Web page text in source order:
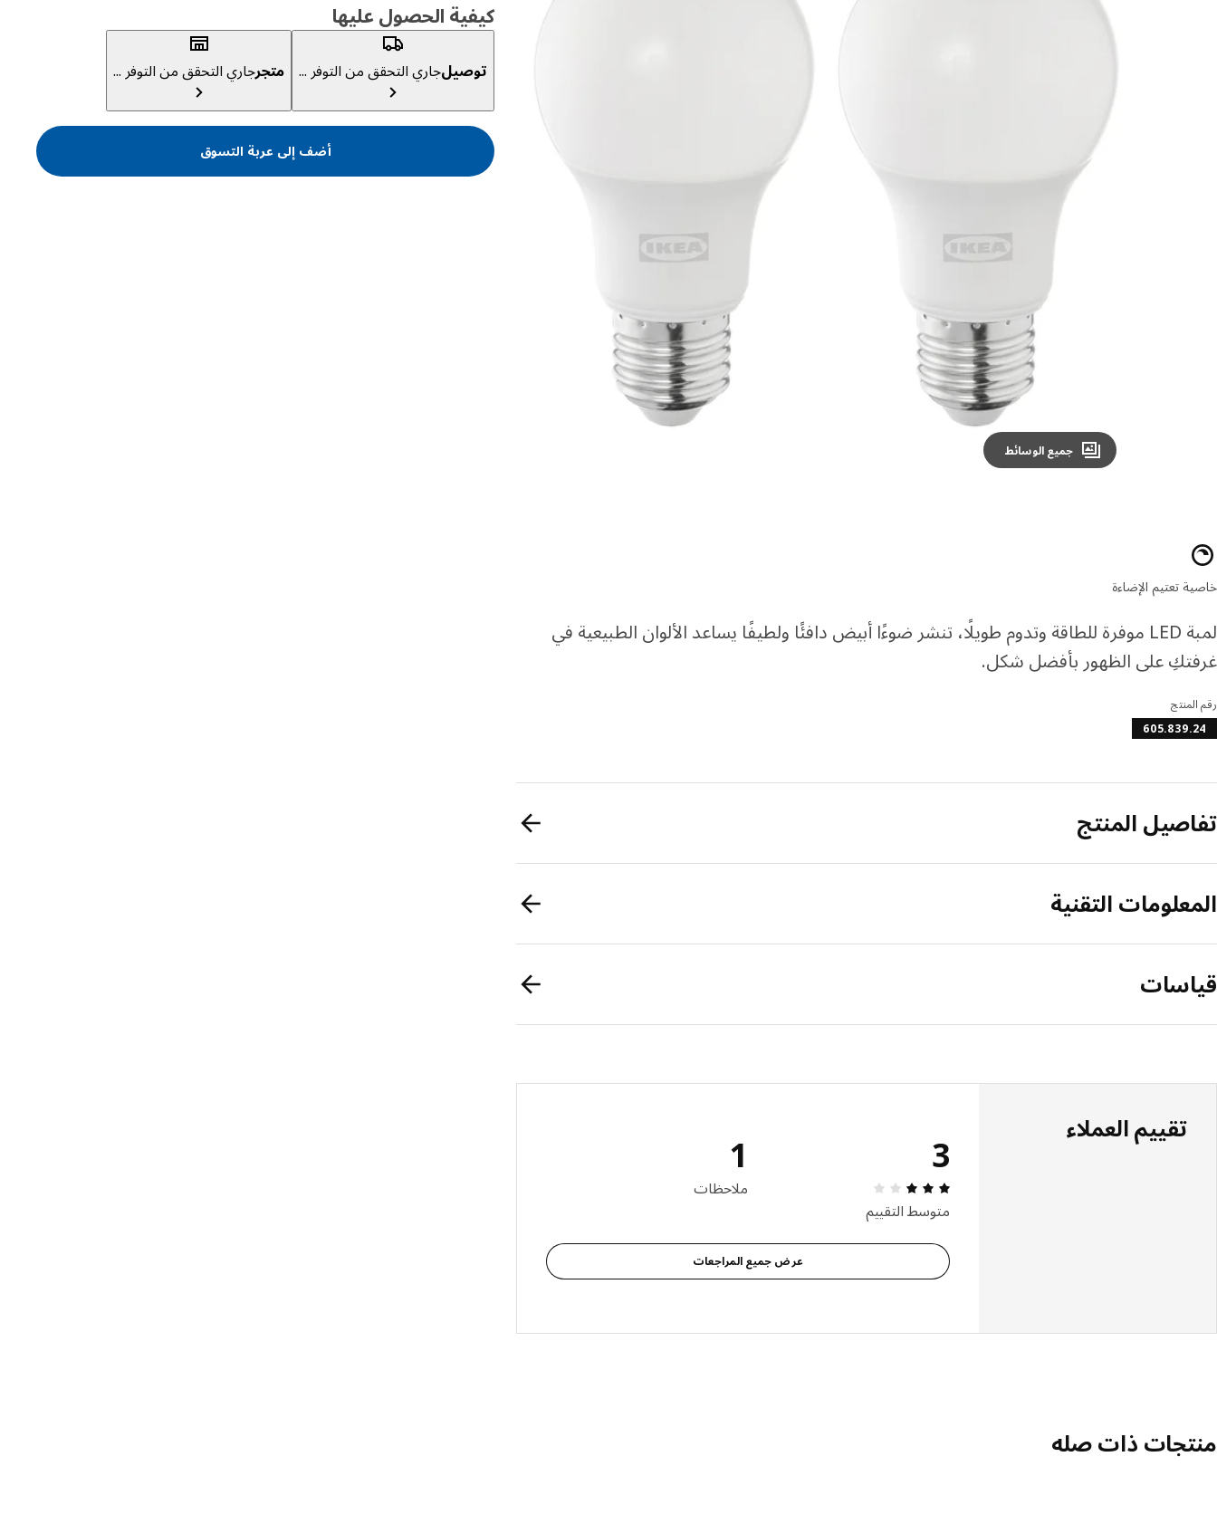
Image zoomed out, normal view
جميع الوسائط
كيفية الحصول عليها
توصيلجاري التحقق من التوفر ... متجرجاري التحقق من التوفر ...
أضف إلى عربة التسوق
خصائص المنتج
خاصية تعتيم الإضاءة
لمبة LED موفرة للطاقة وتدوم طويلًا، تنشر ضوءًا أبيض دافئًا ولطيفًا يساعد الألوان الطبيعية في
غرفتكِ على الظهور بأفضل شكل.
رقم المنتج
605.839.24
تفاصيل المنتج
المعلومات التقنية
قياسات
تقييم العملاء
3
متوسط التقييم
1
ملاحظات
عرض جميع المراجعات
منتجات ذات صله